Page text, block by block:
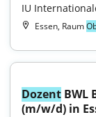
IU
Essen, Raum
Dozent BWL
(m/w/d) in